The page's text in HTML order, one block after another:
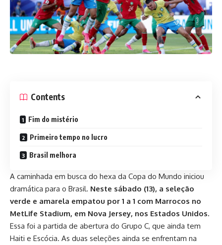
Contents
Fim do mistério
Primeiro tempo no lucro
Brasil melhora
A caminhada em busca do hexa da Copa do Mundo iniciou
dramática para o Brasil. Neste sábado (13), a seleção
verde e amarela empatou por 1 a 1 com Marrocos no
MetLife Stadium, em Nova Jersey, nos Estados Unidos.
Essa foi a partida de abertura do Grupo C, que ainda tem
Haiti e Escócia. As duas seleções ainda se enfrentam na